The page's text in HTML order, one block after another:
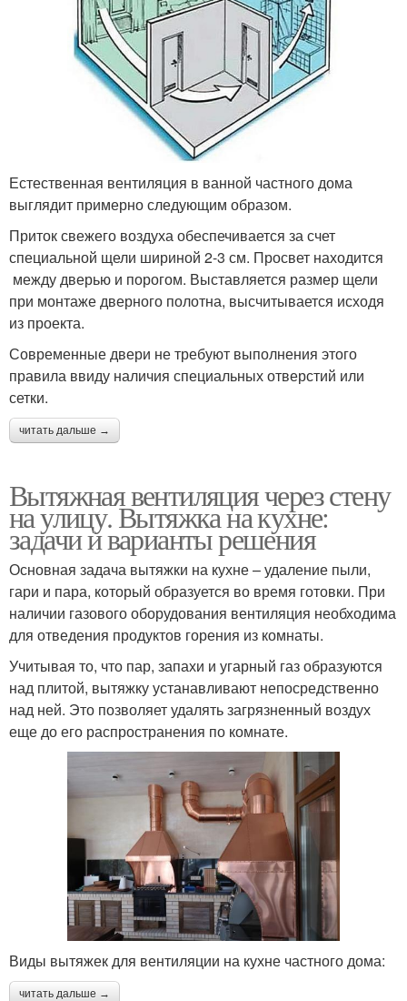
Естественная вентиляция в ванной частного дома
выглядит примерно следующим образом.
Приток свежего воздуха обеспечивается за счет
специальной щели шириной 2-3 см. Просвет находится
между дверью и порогом. Выставляется размер щели
при монтаже дверного полотна, высчитывается исходя
из проекта.
Современные двери не требуют выполнения этого
правила ввиду наличия специальных отверстий или
сетки.
читать дальше →
Вытяжная вентиляция через стену
на улицу. Вытяжка на кухне:
задачи и варианты решения
Основная задача вытяжки на кухне – удаление пыли,
гари и пара, который образуется во время готовки. При
наличии газового оборудования вентиляция необходима
для отведения продуктов горения из комнаты.
Учитывая то, что пар, запахи и угарный газ образуются
над плитой, вытяжку устанавливают непосредственно
над ней. Это позволяет удалять загрязненный воздух
еще до его распространения по комнате.
Виды вытяжек для вентиляции на кухне частного дома:
читать дальше →